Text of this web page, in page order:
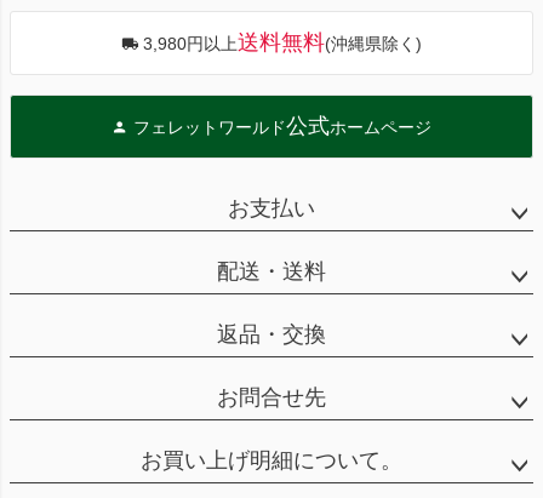
3,980円以上送料無料(沖縄県除く)
フェレットワールド公式ホームページ
お支払い
配送・送料
返品・交換
お問合せ先
お買い上げ明細について。